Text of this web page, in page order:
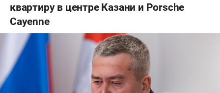
квартиру в центре Казани и Porsche
Cayenne